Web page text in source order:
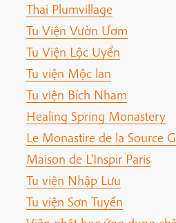
Thai Plumvillage
Tu Viện Vườn Ươm
Tu Viện Lộc Uyển
Tu viện Mộc lan
Tu viện Bích Nham
Healing Spring Monastery
Le Monastire de la Source
Maison de L'Inspir Paris
Tu viện Nhập Lưu
Tu viện Sơn Tuyền